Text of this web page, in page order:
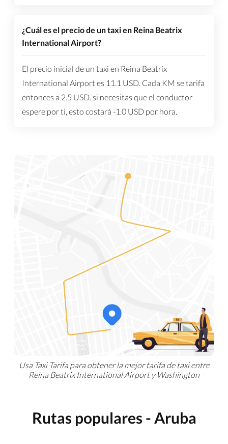
¿Cuál es el precio de un taxi en Reina Beatrix
International Airport?
El precio inicial de un taxi en Reina Beatrix
International Airport es 11.1 USD. Cada KM se tarifa
entonces a 2.5 USD. si necesitas que el conductor
espere por ti, esto costará -1.0 USDpor hora.
Usa Taxi Tarifa para obtener la mejor tarifa de taxi entre
Reina Beatrix International Airport y Washington
Rutas populares - Aruba